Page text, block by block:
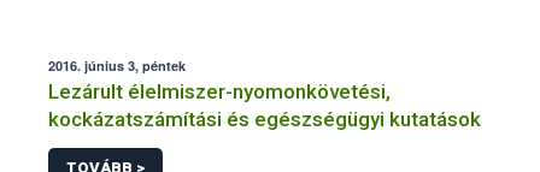
2016. június 3, péntek
Lezárult élelmiszer-nyomonkövetési,
kockázatszámítási és egészségügyi kutatások
TOVÁBB >